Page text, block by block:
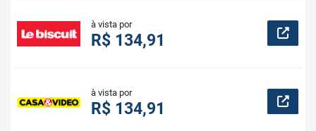
à vista por
R$ 134,91
à vista por
R$ 134,91